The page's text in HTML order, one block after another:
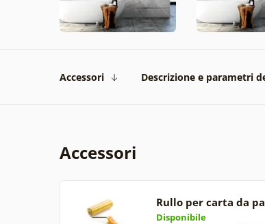
Accessori Descrizione e parametri
Accessori
Rullo per carta da
Disponibile